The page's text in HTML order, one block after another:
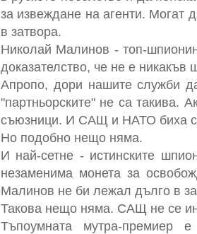
за извеждане на агенти. Могат
в затвора.
Николай Малинов - топ-
доказателство, че не е никакъв
Апропо, дори нашите служби
"партньорските" не са такива.
съюзници. И САЩ и НАТО биха
Но подобно нещо няма.
И най-сетне - истинските
незаменима монета за
Малинов не би лежал дълго в
Такова нещо няма. САЩ не се
Тъпоумната мутра-премиер